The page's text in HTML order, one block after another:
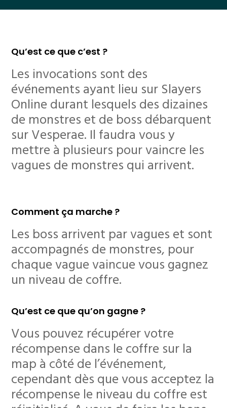
Qu’est ce que c’est ?
Les invocations sont des
événements ayant lieu sur Slayers
Online durant lesquels des dizaines
de monstres et de boss débarquent
sur Vesperae. Il faudra vous y
mettre à plusieurs pour vaincre les
vagues de monstres qui arrivent.
Comment ça marche ?
Les boss arrivent par vagues et sont
accompagnés de monstres, pour
chaque vague vaincue vous gagnez
un niveau de coffre.
Qu’est ce que qu’on gagne ?
Vous pouvez récupérer votre
récompense dans le coffre sur la
map à côté de l’événement,
cependant dès que vous acceptez la
récompense le niveau du coffre est